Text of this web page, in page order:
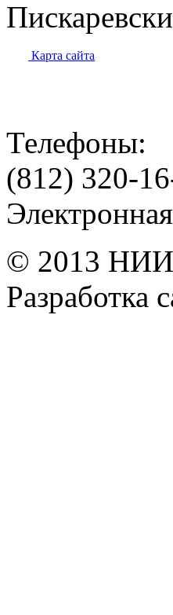
Карта сайта
Телефоны:
(812) 320-
© 2013
Разработка